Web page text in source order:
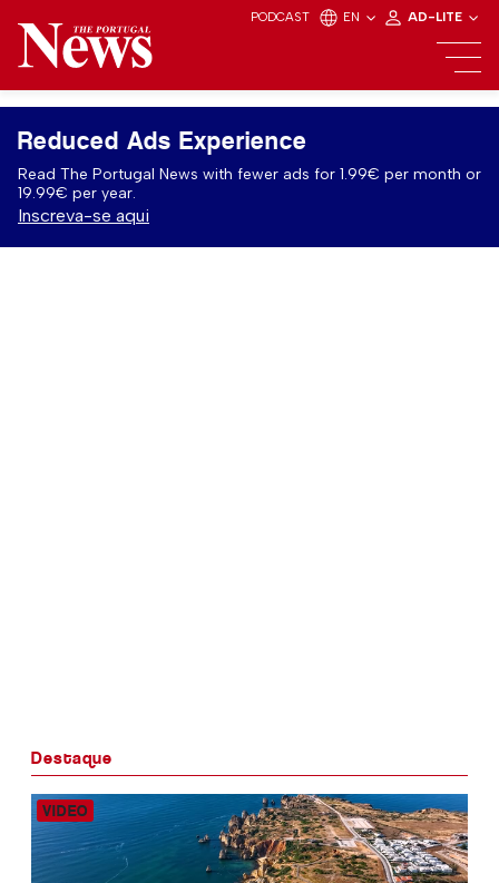
PODCAST EN AD-LITE
Reduced Ads Experience
Read The Portugal News with fewer ads for 1.99€ per month or
19.99€ per year.
Inscreva-se aqui
Destaque